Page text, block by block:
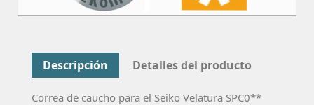
Descripción Detalles del producto
Correa de caucho para el Seiko Velatura SPC0**